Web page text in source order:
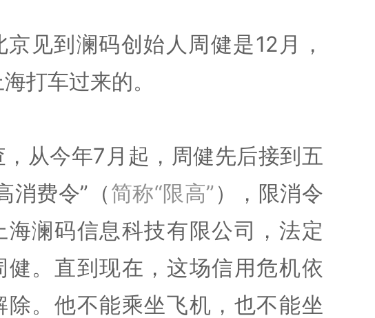
京见到澜码创始人周健是12月，
打车过来的。
从今年7月起，周健先后接到五
消费令”（简称“限高” ），限消令
海澜码信息科技有限公司，法定
健。直到现在，这场信用危机依
除。他不能乘坐飞机，也不能坐